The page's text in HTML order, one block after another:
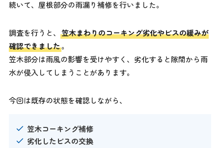
続いて、屋根部分の雨漏り補修を行いました。
調査を行うと、 笠木まわりのコーキング劣化やビスの緩みが
確認できました。
笠木部分は雨風の影響を受けやすく、劣化すると隙間から雨
水が侵入してしまうことがあります。
今回は既存の状態を確認しながら、
笠木コーキング補修
劣化したビスの交換